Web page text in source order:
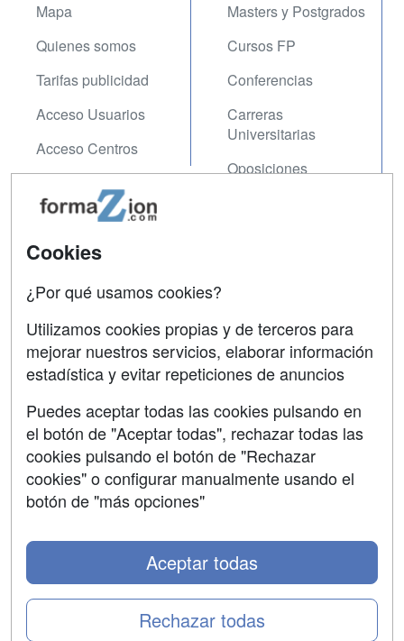
Mapa
Quienes somos
Tarifas publicidad
Acceso Usuarios
Acceso Centros
Masters y Postgrados
Cursos FP
Conferencias
Carreras
Universitarias
Oposiciones
Contactar
Confidencialidad
Aviso legal
Copyleft
Grupo formazion:
Copyright 2000-2026 Formazion Web, S.L. - Calle
Cookies
¿Por qué usamos cookies?
Utilizamos cookies propias y de terceros para
mejorar nuestros servicios, elaborar información
estadística y evitar repeticiones de anuncios
Puedes aceptar todas las cookies pulsando en
el botón de "Aceptar todas", rechazar todas las
cookies pulsando el botón de "Rechazar
cookies" o configurar manualmente usando el
botón de "más opciones"
Rechazar todas
Aceptar todas